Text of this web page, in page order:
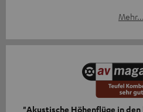
Mehr...
"Akustische Höhenflüge in